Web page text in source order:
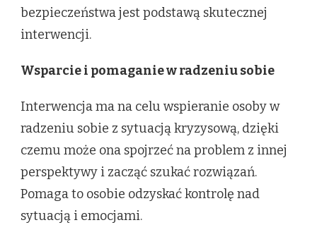
bezpieczeństwa jest podstawą skutecznej
interwencji.
Wsparcie i pomaganie w radzeniu sobie
Interwencja ma na celu wspieranie osoby w
radzeniu sobie z sytuacją kryzysową, dzięki
czemu może ona spojrzeć na problem z innej
perspektywy i zacząć szukać rozwiązań.
Pomaga to osobie odzyskać kontrolę nad
sytuacją i emocjami.